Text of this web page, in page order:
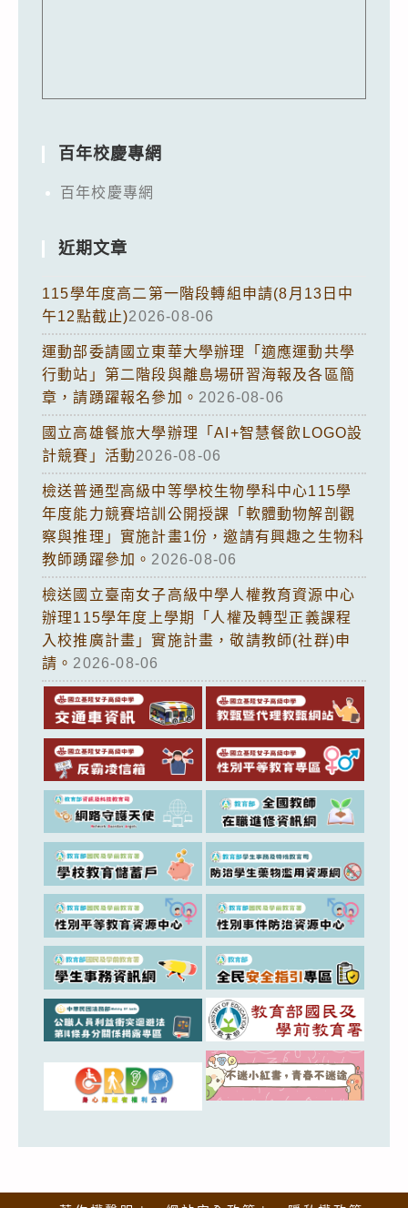
百年校慶專網
百年校慶專網
近期文章
115學年度高二第一階段轉組申請(8月13日中
午12點截止)2026-08-06
運動部委請國立東華大學辦理「適應運動共學
行動站」第二階段與離島場研習海報及各區簡
章，請踴躍報名參加。 2026-08-06
國立高雄餐旅大學辦理「AI+智慧餐飲LOGO設
計競賽」活動2026-08-06
檢送普通型高級中等學校生物學科中心115學
年度能力競賽培訓公開授課「軟體動物解剖觀
察與推理」實施計畫1份，邀請有興趣之生物科
教師踴躍參加。 2026-08-06
檢送國立臺南女子高級中學人權教育資源中心
辦理115學年度上學期「人權及轉型正義課程
入校推廣計畫」實施計畫，敬請教師(社群)申
請。 2026-08-06